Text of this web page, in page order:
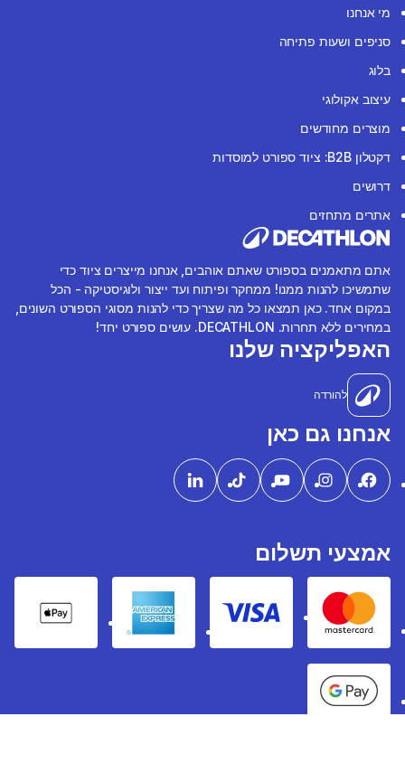
מי אנחנו
סניפים ושעות פתיחה
בלוג
עיצוב אקולוגי
מוצרים מחודשים
דקטלון B2B: ציוד ספורט למוסדות
דרושים
אתרים מתחזים
אתם מתאמנים בספורט שאתם אוהבים, אנחנו מייצרים ציוד כדי
שתמשיכו להנות ממנו! ממחקר ופיתוח ועד ייצור ולוגיסטיקה - הכל
במקום אחד. כאן תמצאו כל מה שצריך כדי להנות מסוגי הספורט השונים,
במחירים ללא תחרות. DECATHLON. עושים ספורט יחד!
האפליקציה שלנו
להורדה
אנחנו גם כאן
אמצעי תשלום
Mastercard
Visa
American express
Pay
Google Pay